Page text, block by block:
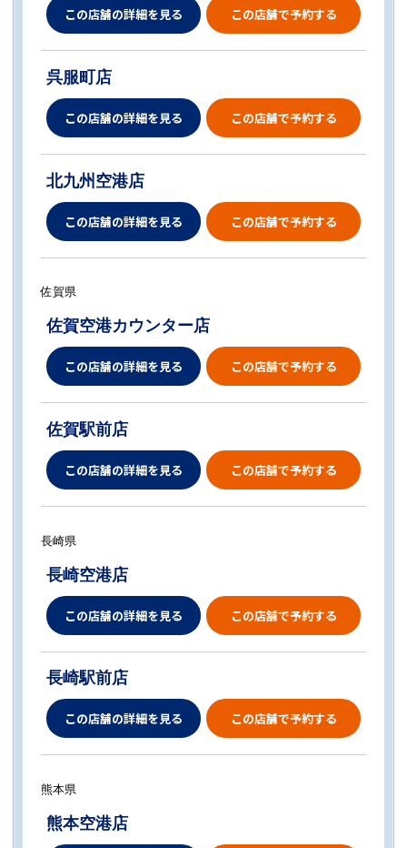
この店舗の詳細を見る この店舗で予約する
呉服町店
この店舗の詳細を見る この店舗で予約する
北九州空港店
この店舗の詳細を見る この店舗で予約する
佐賀県
佐賀空港カウンター店
この店舗の詳細を見る この店舗で予約する
佐賀駅前店
この店舗の詳細を見る この店舗で予約する
長崎県
長崎空港店
この店舗の詳細を見る この店舗で予約する
長崎駅前店
この店舗の詳細を見る この店舗で予約する
熊本県
熊本空港店